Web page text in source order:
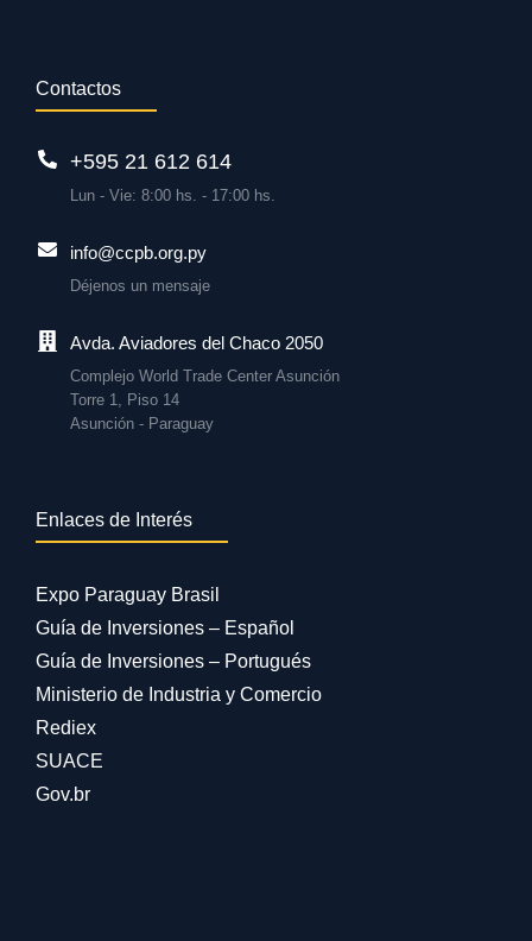
Contactos
+595 21 612 614
Lun - Vie: 8:00 hs. - 17:00 hs.
info@ccpb.org.py
Déjenos un mensaje
Avda. Aviadores del Chaco 2050
Complejo World Trade Center Asunción
Torre 1, Piso 14
Asunción - Paraguay
Enlaces de Interés
Expo Paraguay Brasil
Guía de Inversiones – Español
Guía de Inversiones – Portugués
Ministerio de Industria y Comercio
Rediex
SUACE
Gov.br